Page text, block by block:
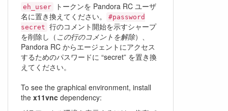
eh_user
トークンを Pandora RC ユーザ
名に置き換えてください。
#password
secret 行のコメント開始を示すシャープ
を削除し（ この行のコメントを解除）、
Pandora RC からエージェントにアクセス
するためのパスワードに “secret” を置き換
えてください。
To see the graphical environment, install
the x11vnc dependency: